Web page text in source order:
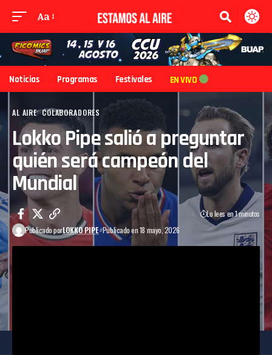
Aa
Noticias Programas Festivales EN VIVO
AL AIRE COLABORADORES
Lokko Pipe salió a preguntar
quién será campeón del
Mundial
Publicado porLOKKO PIPE Publicado en 18 mayo, 2026
Lo lees en 1 minutos